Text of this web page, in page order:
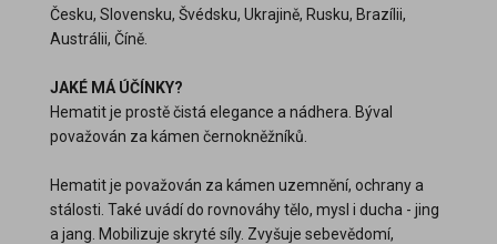
Česku, Slovensku, Švédsku, Ukrajině, Rusku, Brazílii,
Austrálii, Číně.
JAKÉ MÁ ÚČÍNKY?
Hematit je prostě čistá elegance a nádhera. Býval
považován za kámen černokněžníků.
Hematit je považován za kámen uzemnění, ochrany a
stálosti. Také uvádí do rovnováhy tělo, mysl i ducha - jing
a jang. Mobilizuje skryté síly. Zvyšuje sebevědomí,